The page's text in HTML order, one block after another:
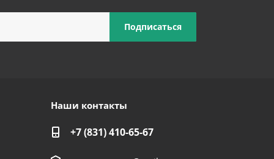
Наши контакты
+7 (831) 410-65-67